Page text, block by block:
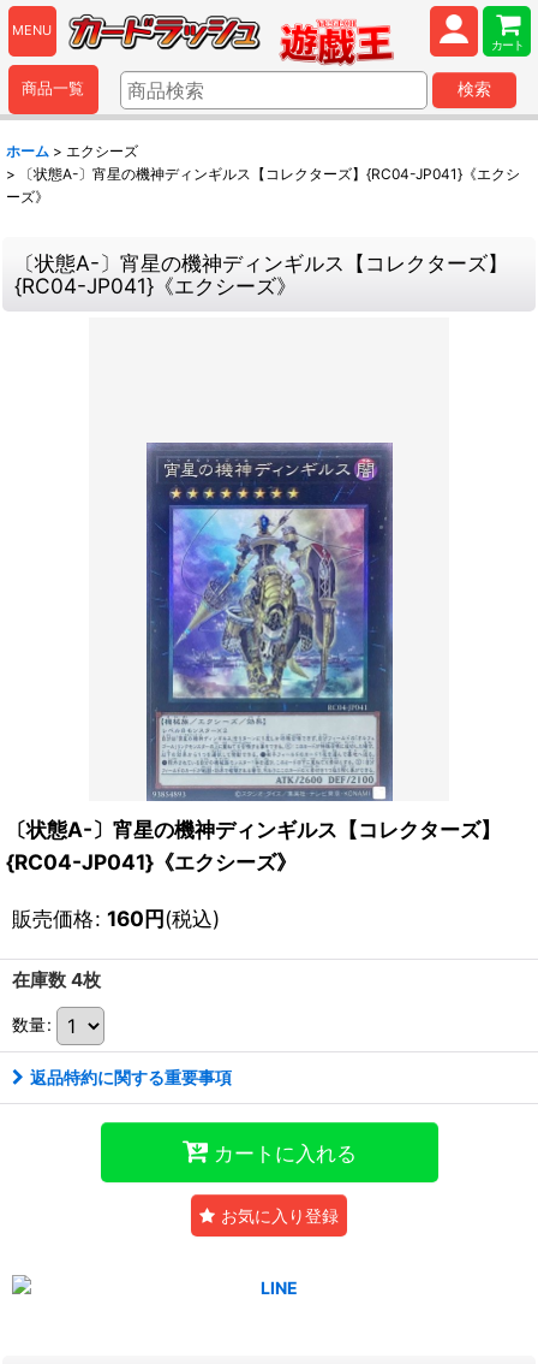
MENU
カート
商品一覧 検索
ホーム > エクシーズ
>
〔状態A-〕宵星の機神ディンギルス【コレクターズ】{RC04-JP041}《エクシ
ーズ》
〔状態A-〕宵星の機神ディンギルス【コレクターズ】
{RC04-JP041}《エクシーズ》
〔状態A-〕宵星の機神ディンギルス【コレクターズ】
{RC04-JP041}《エクシーズ》
販売価格: 160円(税込)
在庫数 4枚
数量:
返品特約に関する重要事項
カートに入れる
お気に入り登録